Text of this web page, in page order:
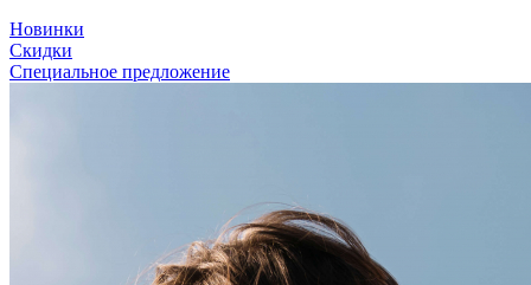
Новинки
Скидки
Специальное предложение